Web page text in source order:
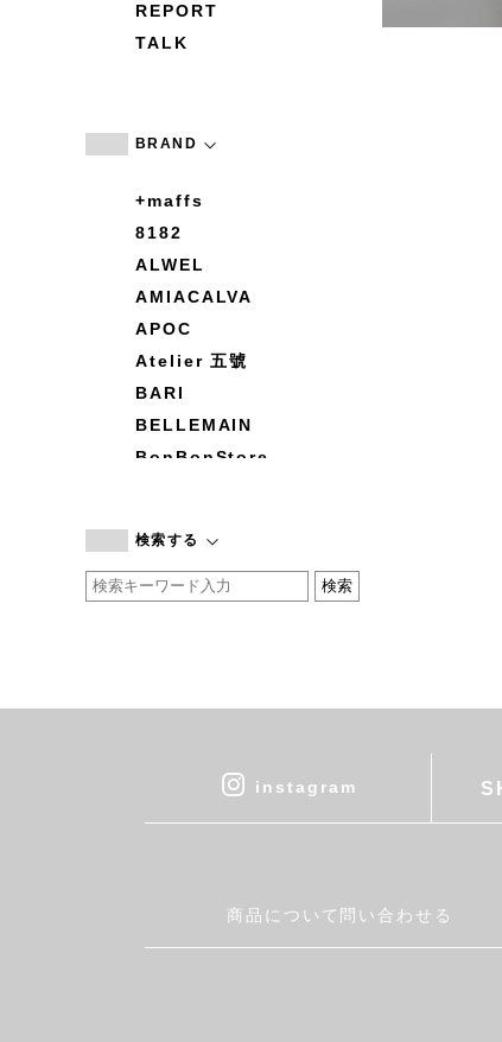
REPORT
TALK
BRAND
+maffs
8182
ALWEL
AMIACALVA
APOC
Atelier 五號
BARI
BELLEMAIN
BonBonStore
by basics
CATWORTH
cohan
DEAN & DELUCA
Fatima Morocco
検索する
instagram
商品について問い合わせる